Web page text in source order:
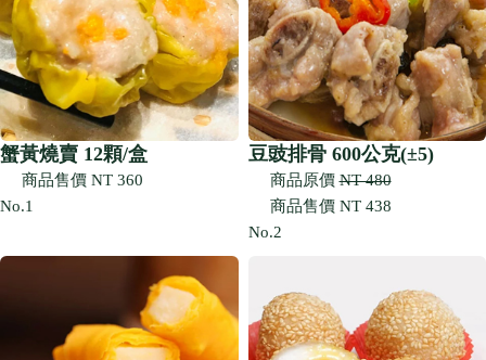
蟹黃燒賣 12顆/盒
商品售價 NT 360
No.1
豆豉排骨 600公克(±5)
商品原價 NT 480
商品售價 NT 438
No.2